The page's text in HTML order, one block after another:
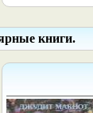
книги.